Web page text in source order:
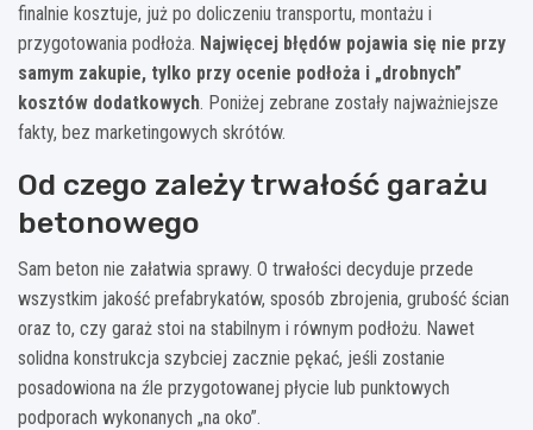
finalnie kosztuje, już po doliczeniu transportu, montażu i
przygotowania podłoża. Najwięcej błędów pojawia się nie przy
samym zakupie, tylko przy ocenie podłoża i „drobnych”
kosztów dodatkowych. Poniżej zebrane zostały najważniejsze
fakty, bez marketingowych skrótów.
Od czego zależy trwałość garażu
betonowego
Sam beton nie załatwia sprawy. O trwałości decyduje przede
wszystkim jakość prefabrykatów, sposób zbrojenia, grubość ścian
oraz to, czy garaż stoi na stabilnym i równym podłożu. Nawet
solidna konstrukcja szybciej zacznie pękać, jeśli zostanie
posadowiona na źle przygotowanej płycie lub punktowych
podporach wykonanych „na oko”.